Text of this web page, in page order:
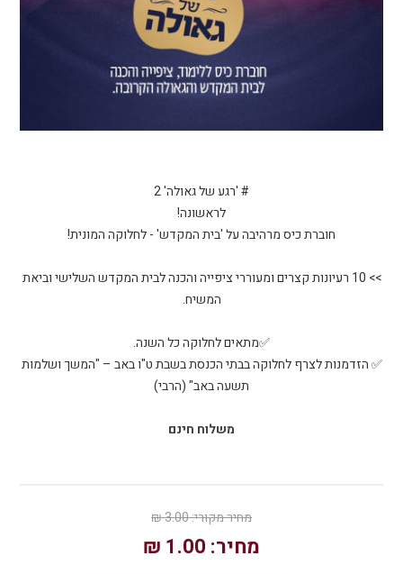
>> 10 רעיונות קצרים ומעוררי ציפייה והכנה לבית המקדש השלישי וביאת
✅ הזדמנות לצרף לחלוקה בבתי הכנסת בשבת ט"ו באב – "המשך ושלמות
תשעה באב" (הרבי)
משלוח חינם
מחיר מקורי:3.00 ₪
מחיר: 1.00 ₪